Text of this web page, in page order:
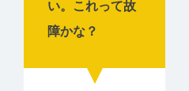
い。これって故
障かな？